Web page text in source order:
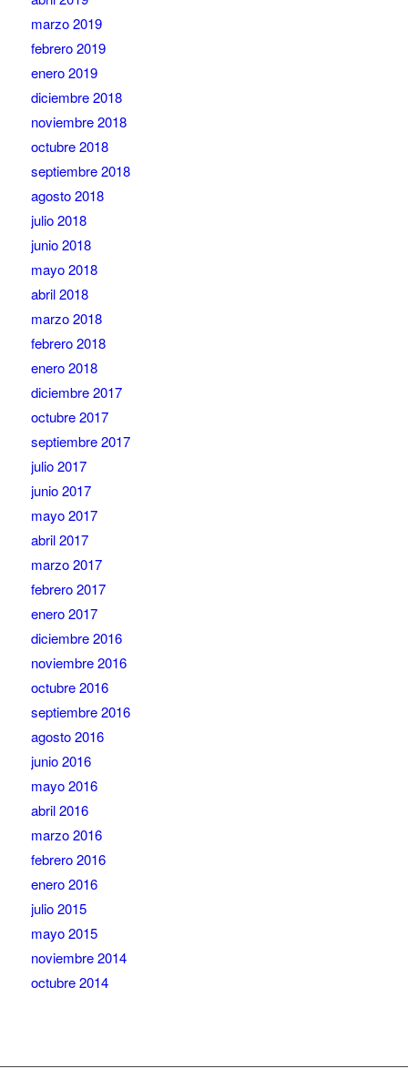
marzo 2019
febrero 2019
enero 2019
diciembre 2018
noviembre 2018
octubre 2018
septiembre 2018
agosto 2018
julio 2018
junio 2018
mayo 2018
abril 2018
marzo 2018
febrero 2018
enero 2018
diciembre 2017
octubre 2017
septiembre 2017
julio 2017
junio 2017
mayo 2017
abril 2017
marzo 2017
febrero 2017
enero 2017
diciembre 2016
noviembre 2016
octubre 2016
septiembre 2016
agosto 2016
junio 2016
mayo 2016
abril 2016
marzo 2016
febrero 2016
enero 2016
julio 2015
mayo 2015
noviembre 2014
octubre 2014